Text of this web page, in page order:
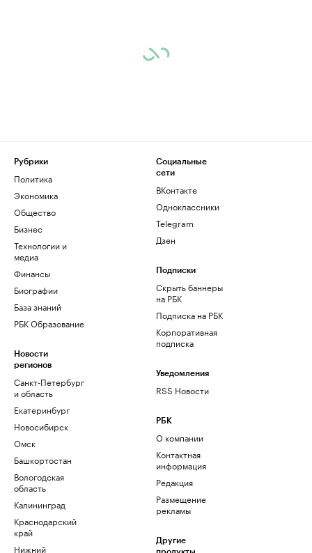
Рубрики
Политика
Экономика
Общество
Бизнес
Технологии и
медиа
Финансы
Биографии
База знаний
РБК Образование
Новости
регионов
Санкт-Петербург
и область
Екатеринбург
Новосибирск
Омск
Башкортостан
Вологодская
область
Калининград
Краснодарский
край
Нижний
Социальные
сети
ВКонтакте
Одноклассники
Telegram
Дзен
Подписки
Скрыть баннеры
на РБК
Подписка на РБК
Корпоративная
подписка
Уведомления
RSS Новости
РБК
О компании
Контактная
информация
Редакция
Размещение
рекламы
Другие